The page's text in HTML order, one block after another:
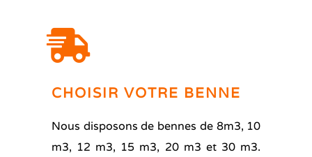
CHOISIR VOTRE BENNE
Nous disposons de bennes de 8m3, 10
m3, 12 m3, 15 m3, 20 m3 et 30 m3.